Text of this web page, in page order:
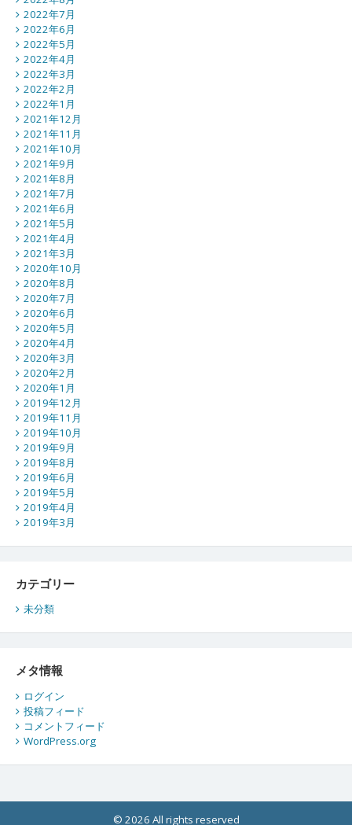
2022年7月
2022年6月
2022年5月
2022年4月
2022年3月
2022年2月
2022年1月
2021年12月
2021年11月
2021年10月
2021年9月
2021年8月
2021年7月
2021年6月
2021年5月
2021年4月
2021年3月
2020年10月
2020年8月
2020年7月
2020年6月
2020年5月
2020年4月
2020年3月
2020年2月
2020年1月
2019年12月
2019年11月
2019年10月
2019年9月
2019年8月
2019年6月
2019年5月
2019年4月
2019年3月
カテゴリー
未分類
メタ情報
ログイン
投稿フィード
コメントフィード
WordPress.org
© 2026 All rights reserved